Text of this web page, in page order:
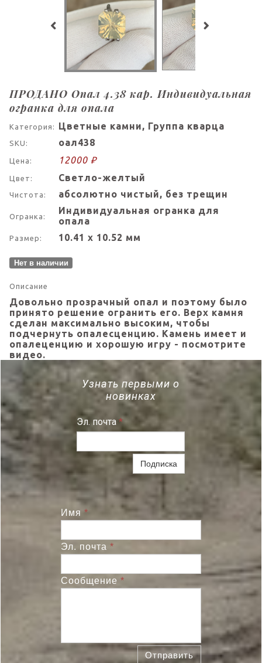
ПРОДАНО Опал 4.38 кар. Индивидуальная
огранка для опала
Категория: Цветные камни, Группа кварца
SKU: оал438
Цена: 12000 ₽
Цвет: Светло-желтый
Чистота: абсолютно чистый, без трещин
Огранка:
Индивидуальная огранка для
опала
Размер: 10.41 х 10.52 мм
Нет в наличии
Описание
Довольно прозрачный опал и поэтому было
принято решение огранить его. Верх камня
сделан максимально высоким, чтобы
подчернуть опалесценцию. Камень имеет и
опалеценцию и хорошую игру - посмотрите
видео.
Узнать первыми о
новинках
Эл. почта *
Подписка
Имя *
Эл. почта *
Сообщение *
Отправить